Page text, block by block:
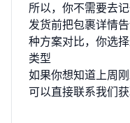
所以，你不需要去
发货前把包裹详情
种方案对比，你选择
类型
如果你想知道上周
可以直接联系我们